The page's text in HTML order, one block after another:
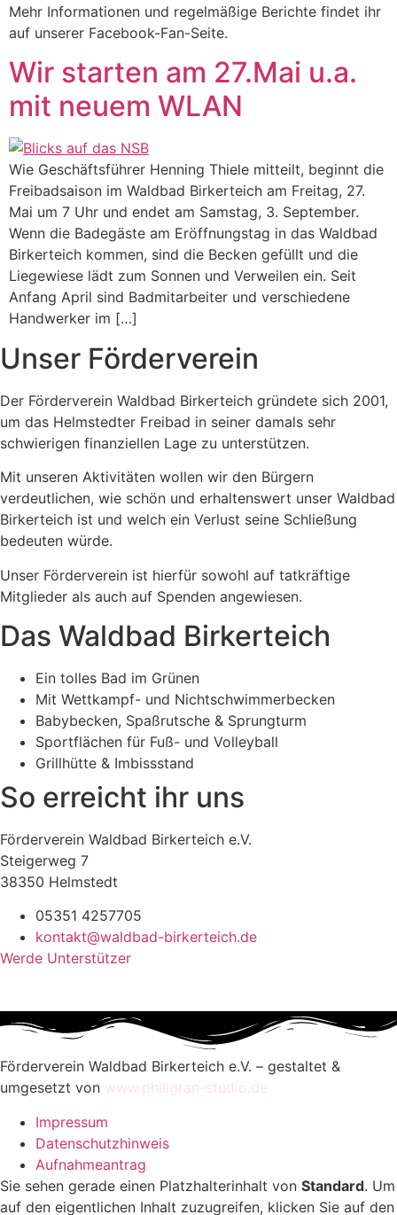
Mehr Informationen und regelmäßige Berichte findet ihr
auf unserer Facebook-Fan-Seite.
Wir starten am 27.Mai u.a.
mit neuem WLAN
Wie Geschäftsführer Henning Thiele mitteilt, beginnt die
Freibadsaison im Waldbad Birkerteich am Freitag, 27.
Mai um 7 Uhr und endet am Samstag, 3. September.
Wenn die Badegäste am Eröffnungstag in das Waldbad
Birkerteich kommen, sind die Becken gefüllt und die
Liegewiese lädt zum Sonnen und Verweilen ein. Seit
Anfang April sind Badmitarbeiter und verschiedene
Handwerker im […]
Unser Förderverein
Der Förderverein Waldbad Birkerteich gründete sich 2001,
um das Helmstedter Freibad in seiner damals sehr
schwierigen finanziellen Lage zu unterstützen.
Mit unseren Aktivitäten wollen wir den Bürgern
verdeutlichen, wie schön und erhaltenswert unser Waldbad
Birkerteich ist und welch ein Verlust seine Schließung
bedeuten würde.
Unser Förderverein ist hierfür sowohl auf tatkräftige
Mitglieder als auch auf Spenden angewiesen.
Das Waldbad Birkerteich
Ein tolles Bad im Grünen
Mit Wettkampf- und Nichtschwimmerbecken
Babybecken, Spaßrutsche & Sprungturm
Sportflächen für Fuß- und Volleyball
Grillhütte & Imbissstand
So erreicht ihr uns
Förderverein Waldbad Birkerteich e.V.
Steigerweg 7
38350 Helmstedt
05351 4257705
kontakt@waldbad-birkerteich.de
Werde Unterstützer
Förderverein Waldbad Birkerteich e.V. – gestaltet &
umgesetzt von www.philigran-studio.de
Impressum
Datenschutzhinweis
Aufnahmeantrag
Sie sehen gerade einen Platzhalterinhalt von Standard. Um
auf den eigentlichen Inhalt zuzugreifen, klicken Sie auf den